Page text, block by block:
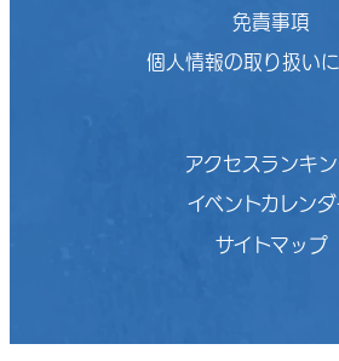
免責事項
個人情報の取り扱い
アクセスランキ
イベントカレンダ
サイトマップ